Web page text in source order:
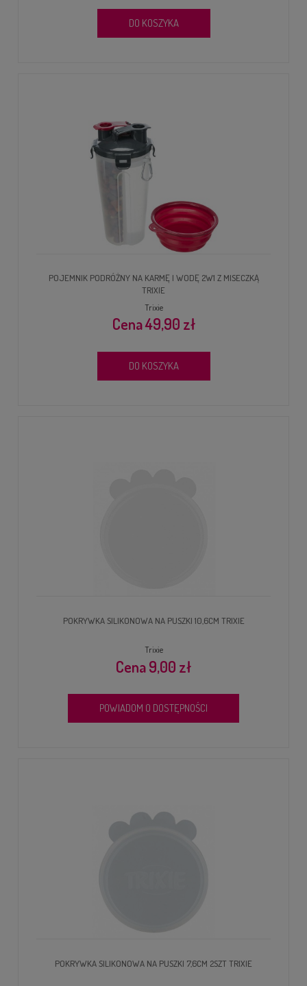
DO KOSZYKA
POJEMNIK PODRÓŻNY NA KARMĘ I WODĘ 2W1 Z MISECZKĄ
TRIXIE
Trixie
49,90 zł
DO KOSZYKA
POKRYWKA SILIKONOWA NA PUSZKI 10,6CM TRIXIE
Trixie
9,00 zł
POWIADOM O DOSTĘPNOŚCI
POKRYWKA SILIKONOWA NA PUSZKI 7,6CM 2SZT TRIXIE